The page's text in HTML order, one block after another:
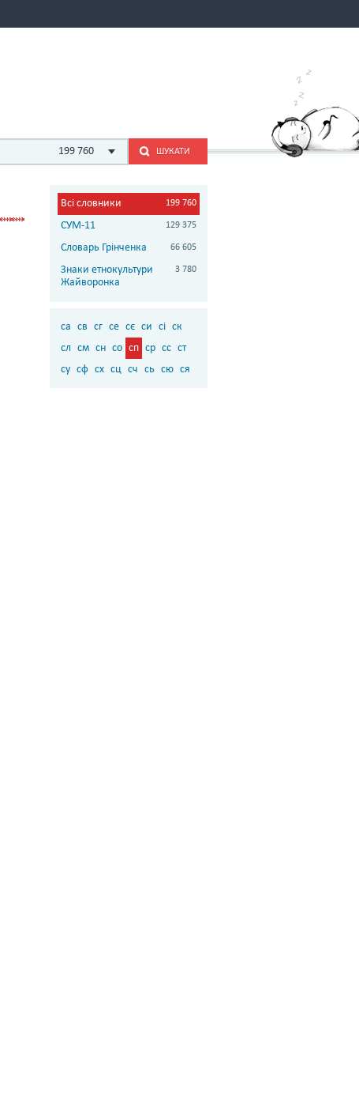
199 760 ШУКАТИ
Всі словники 199 760
СУМ-11 129 375
Словарь Грінченка 66 605
Знаки етнокультури
Жайворонка
3 780
са св сг се сє си сі ск
сл см сн со сп ср сс ст
су сф сх сц сч сь сю ся